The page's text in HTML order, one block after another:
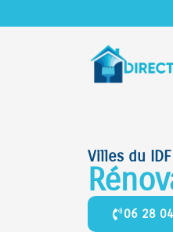
Villes du IDF
06 28